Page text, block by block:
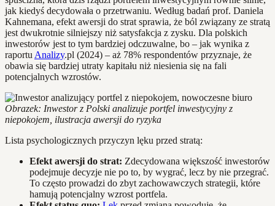
jak kiedyś decydowała o przetrwaniu. Według badań prof. Daniela
Kahnemana, efekt awersji do strat sprawia, że ból związany ze stratą
jest dwukrotnie silniejszy niż satysfakcja z zysku. Dla polskich
inwestorów jest to tym bardziej odczuwalne, bo – jak wynika z
raportu Analizy.pl (2024) – aż 78% respondentów przyznaje, że
obawia się bardziej utraty kapitału niż niesienia się na fali
potencjalnych wzrostów.
Obrazek: Inwestor z Polski analizuje portfel inwestycyjny z
niepokojem, ilustracja awersji do ryzyka
Lista psychologicznych przyczyn lęku przed stratą:
Efekt awersji do strat: Zdecydowana większość inwestorów
podejmuje decyzje nie po to, by wygrać, lecz by nie przegrać.
To często prowadzi do zbyt zachowawczych strategii, które
hamują potencjalny wzrost portfela.